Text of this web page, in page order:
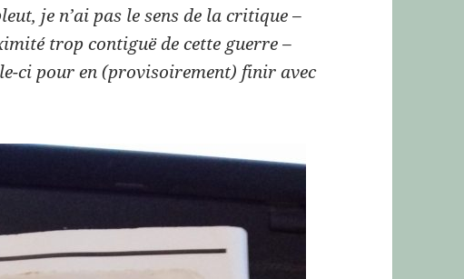
je n’ai pas le sens de la critique –
trop contiguë de cette guerre –
ci pour en (provisoirement) finir avec